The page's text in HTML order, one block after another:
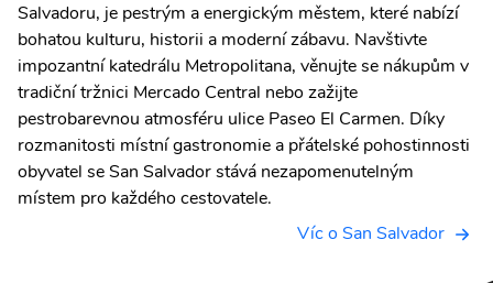
Salvadoru, je pestrým a energickým městem, které nabízí
bohatou kulturu, historii a moderní zábavu. Navštivte
impozantní katedrálu Metropolitana, věnujte se nákupům v
tradiční tržnici Mercado Central nebo zažijte
pestrobarevnou atmosféru ulice Paseo El Carmen. Díky
rozmanitosti místní gastronomie a přátelské pohostinnosti
obyvatel se San Salvador stává nezapomenutelným
místem pro každého cestovatele.
Víc o San Salvador